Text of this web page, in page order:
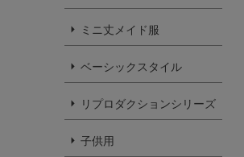
ミニ丈メイド服
ベーシックスタイル
リプロダクションシリーズ
子供用